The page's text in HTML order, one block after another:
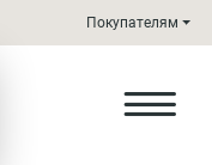
Покупателям